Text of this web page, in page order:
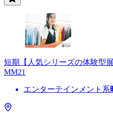
短期【人気シリーズの体験型
MM21
エンターテインメント系